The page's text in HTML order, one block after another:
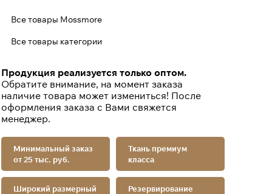
Все товары Mossmore
Все товары категории
Продукция реализуется только оптом.
Обратите внимание, на момент заказа
наличие товара может измениться! После
оформления заказа с Вами свяжется
менеджер.
Минимальный заказ
от 25 тыс. руб.
Ткань премиум
класса
Широкий размерный
Резервирование